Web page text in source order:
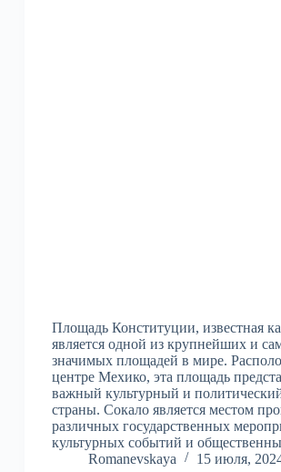
Площадь Конституции, известная
является одной из крупнейших и
значимых площадей в мире.
центре Мехико, эта площадь
важный культурный и
страны. Сокало является местом
различных государственных
культурных событий и
Romanevskaya
15 июля,